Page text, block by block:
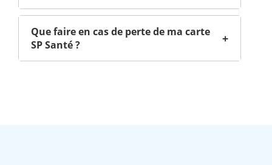
Que faire en cas de perte de ma carte
SP Santé ?
+